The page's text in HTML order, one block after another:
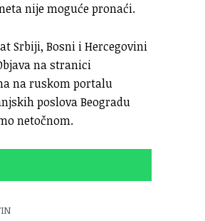
nije moguće pronaći.
Srbiji, Bosni i Hercegovini
na stranici
na ruskom portalu
poslova Beogradu
netočnom.